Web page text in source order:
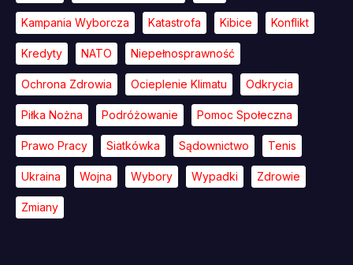
Kampania Wyborcza Katastrofa Kibice Konflikt
Kredyty NATO Niepełnosprawność
Ochrona Zdrowia Ocieplenie Klimatu Odkrycia
Piłka Nożna Podróżowanie Pomoc Społeczna
Prawo Pracy Siatkówka Sądownictwo Tenis
Ukraina Wojna Wybory Wypadki Zdrowie
Zmiany